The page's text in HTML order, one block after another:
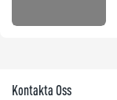
Kontakta Oss